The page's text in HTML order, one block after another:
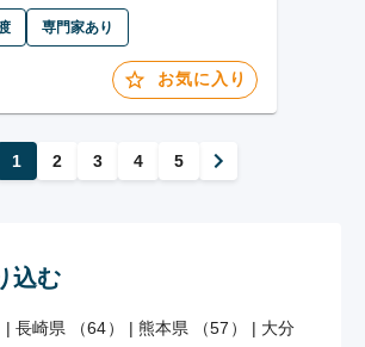
専門家あり
お気に入り
1 2 3 4 5
込む
| 長崎県 （64） | 熊本県 （57） | 大分